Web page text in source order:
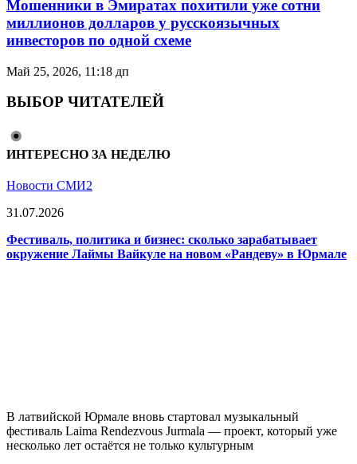
Мошенники в Эмиратах похитили уже сотни
миллионов долларов у русскоязычных
инвесторов по одной схеме
Май 25, 2026, 11:18 дп
ВЫБОР ЧИТАТЕЛЕЙ
ИНТЕРЕСНО ЗА НЕДЕЛЮ
Новости СМИ2
31.07.2026
Фестиваль, политика и бизнес: сколько зарабатывает
окружение Лаймы Вайкуле на новом «Рандеву» в Юрмале
В латвийской Юрмале вновь стартовал музыкальный
фестиваль Laima Rendezvous Jurmala — проект, который уже
несколько лет остаётся не только культурным